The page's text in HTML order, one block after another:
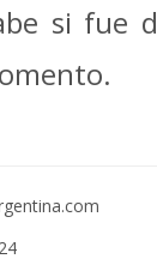
si fue